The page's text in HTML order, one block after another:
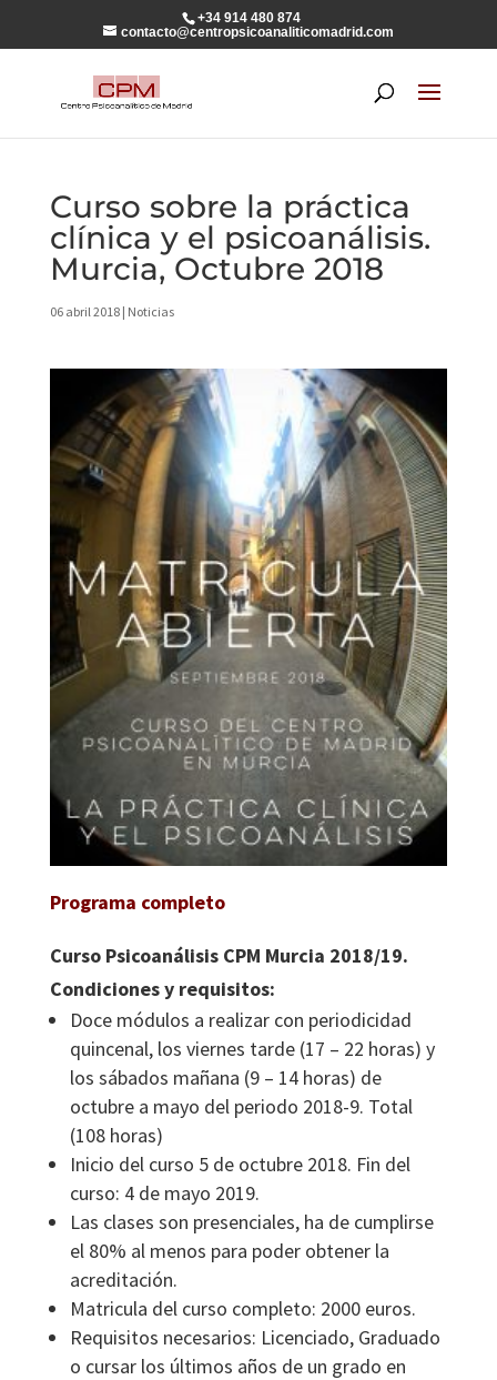
+34 914 480 874
contacto@centropsicoanaliticomadrid.com
Curso sobre la práctica
clínica y el psicoanálisis.
Murcia, Octubre 2018
06 abril 2018| Noticias
Programa completo
Curso Psicoanálisis CPM Murcia 2018/19.
Condiciones y requisitos:
Doce módulos a realizar con periodicidad
quincenal, los viernes tarde (17 – 22 horas) y
los sábados mañana (9 – 14 horas) de
octubre a mayo del periodo 2018-9. Total
(108 horas)
Inicio del curso 5 de octubre 2018. Fin del
curso: 4 de mayo 2019.
Las clases son presenciales, ha de cumplirse
el 80% al menos para poder obtener la
acreditación.
Matricula del curso completo: 2000 euros.
Requisitos necesarios: Licenciado, Graduado
o cursar los últimos años de un grado en